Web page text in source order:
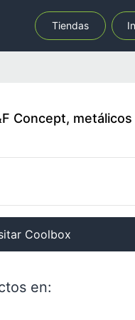
Tiendas
Concept,
Coolbox
en: